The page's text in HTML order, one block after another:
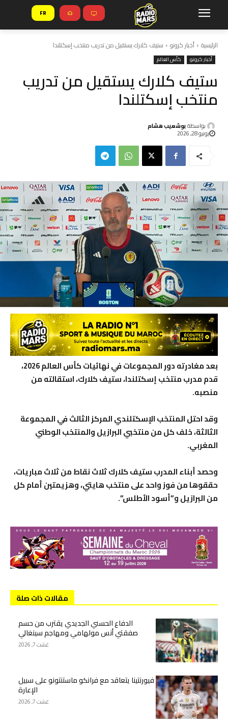
FR
الرئيسية أخبار كرونو ستيف كلارك يستقيل من تدريب منتخب إسكتلندا
أخبار كرونو كأس العالم
ستيف كلارك يستقيل من تدريب
منتخب إسكتلندا
بواسطةبوشعيب هشام
يونيو 28, 2026
بعد مغادرته دور المجموعات في نهائيات كأس العالم 2026،
قدم مدرب منتخب إسكتلندا، ستيف كلارك، استقالته من
منصبه.
وقد احتل المنتخب الإسكتلندي المركز الثالث في المجموعة
الثالثة، خلف كل من منتخبي البرازيل والمنتخب الوطني
المغربي.
وحصد أبناء المدرب ستيف كلارك ثلاث نقاط من ثلاث مباريات،
حققوها من فوز واحد على منتخب هايتي، وهزيمتين أمام كل
من البرازيل و”أسود الأطلس”.
مقالات ذات صلة
الدفاع الحسني الجديدي يقترب من حسم
صفقتي أنس مولهامي ومهاجم سينغالي
غشت 7, 2026
فيورنتينا يتعاقد مع فرانكو ماستنتونو على سبيل
الإعارة
غشت 7, 2026